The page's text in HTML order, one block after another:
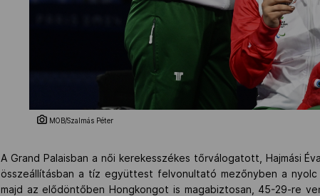
MOB/Szalmás Péter
A Grand Palaisban a női kerekesszékes tőrválogatott, Hajmási
összeállításban a tíz együttest felvonultató mezőnyben a
majd az elődöntőben Hongkongot is magabiztosan, 45-29-re